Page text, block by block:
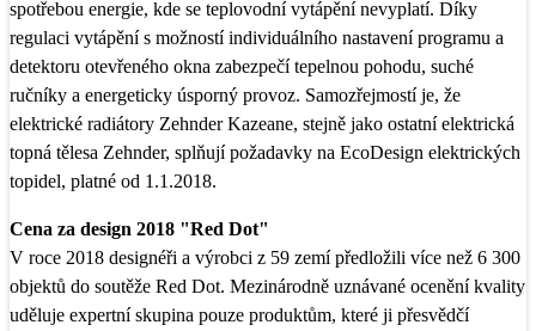
spotřebou energie, kde se teplovodní vytápění nevyplatí. Díky
regulaci vytápění s možností individuálního nastavení programu a
detektoru otevřeného okna zabezpečí tepelnou pohodu, suché
ručníky a energeticky úsporný provoz. Samozřejmostí je, že
elektrické radiátory Zehnder Kazeane, stejně jako ostatní elektrická
topná tělesa Zehnder, splňují požadavky na EcoDesign elektrických
topidel, platné od 1.1.2018.
Cena za design 2018 "Red Dot"
V roce 2018 designéři a výrobci z 59 zemí předložili více než 6 300
objektů do soutěže Red Dot. Mezinárodně uznávané ocenění kvality
uděluje expertní skupina pouze produktům, které ji přesvědčí